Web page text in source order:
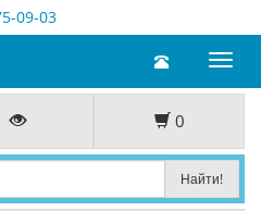
09-03
Toggle
0